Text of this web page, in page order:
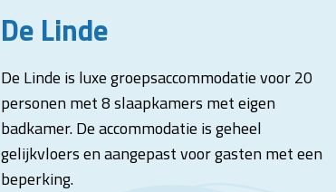
De Linde
De Linde is luxe groepsaccommodatie voor 20
personen met 8 slaapkamers met eigen
badkamer. De accommodatie is geheel
gelijkvloers en aangepast voor gasten met een
beperking.